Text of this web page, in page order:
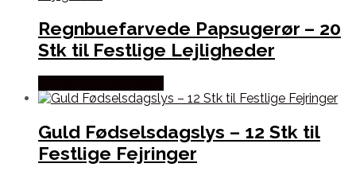
Regnbuefarvede Papsugerør – 20
Stk til Festlige Lejligheder
Guld Fødselsdagslys – 12 Stk til
Festlige Fejringer